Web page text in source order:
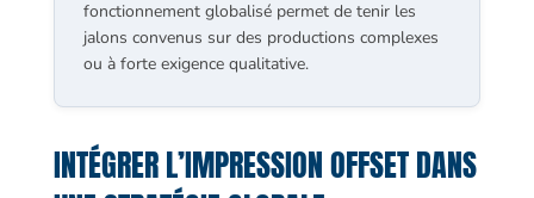
fonctionnement globalisé permet de tenir les
jalons convenus sur des productions complexes
ou à forte exigence qualitative.
INTÉGRER L’IMPRESSION OFFSET DANS